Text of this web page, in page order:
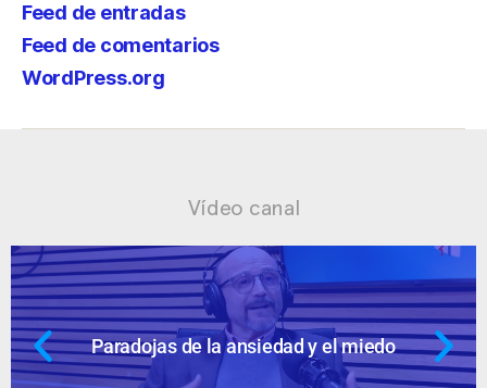
Feed de entradas
Feed de comentarios
WordPress.org
Vídeo canal
miedo Ansiedad: supuestos